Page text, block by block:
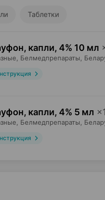
Таблетки
капли, 4% 10 мл
Белмедпрепараты ,
капли, 4% 5 мл ×1
Белмедпрепараты ,